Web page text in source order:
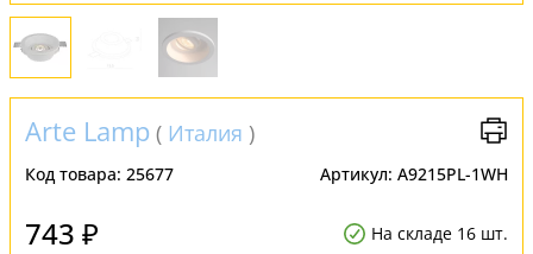
Arte Lamp ( Италия )
Код товара: 25677 Артикул: A9215PL-1WH
743 ₽ На складе 16 шт.